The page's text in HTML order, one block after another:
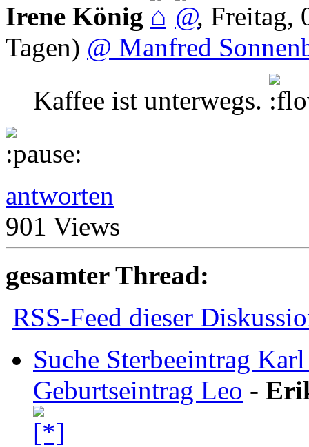
Irene König , Freitag,
Tagen) @ Manfred
Kaffee ist unterwegs.
antworten
901 Views
gesamter Thread:
RSS-Feed dieser
Suche Sterbeeintrag
Geburtseintrag Leo -